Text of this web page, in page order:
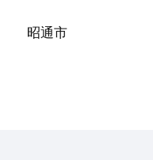
昭通市